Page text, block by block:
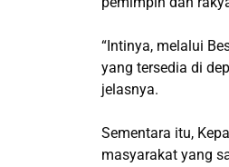
“Intinya, melalui
yang tersedia di
jelasnya.
Sementara itu,
masyarakat yang